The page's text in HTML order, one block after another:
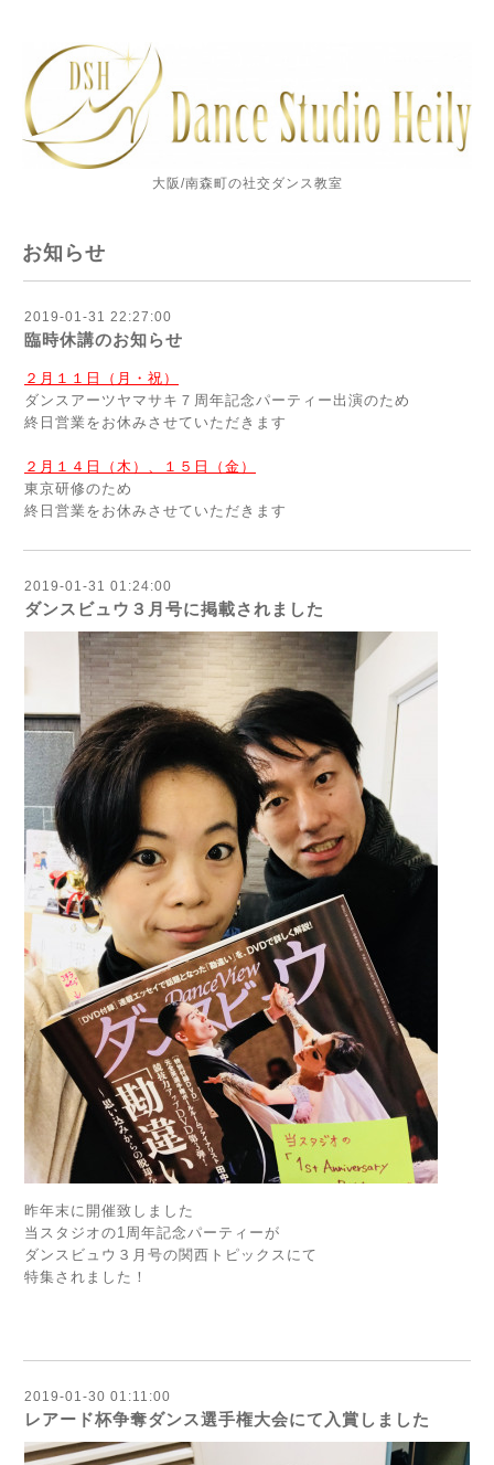
大阪/南森町の社交ダンス教室
お知らせ
2019-01-31 22:27:00
臨時休講のお知らせ
２月１１日（月・祝）
ダンスアーツヤマサキ７周年記念パーティー出演のため
終日営業をお休みさせていただきます
２月１４日（木）、１５日（金）
東京研修のため
終日営業をお休みさせていただきます
2019-01-31 01:24:00
ダンスビュウ３月号に掲載されました
昨年末に開催致しました
当スタジオの1周年記念パーティーが
ダンスビュウ３月号の関西トピックスにて
特集されました！
2019-01-30 01:11:00
レアード杯争奪ダンス選手権大会にて入賞しました